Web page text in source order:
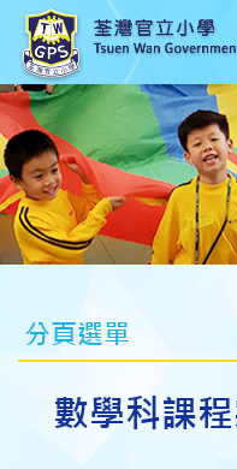
分頁選單
數學科課